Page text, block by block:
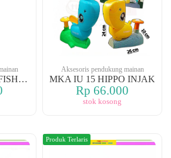
MKA FFI FU 1116 FISHING
Aksesoris pendukung mainan
MKA IU 15 HIPPO INJAK
Rp 66.000
stok kosong
Produk Terlaris